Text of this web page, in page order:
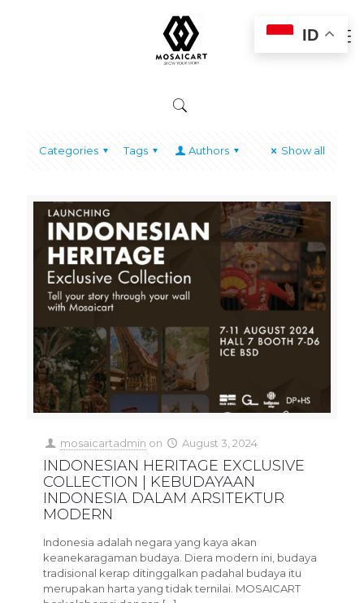
Categories Tags Authors Show all
mosaicartadmin on August 3, 2024
INDONESIAN HERITAGE EXCLUSIVE
COLLECTION | KEBUDAYAAN
INDONESIA DALAM ARSITEKTUR
MODERN
Indonesia adalah negara yang kaya akan
keanekaragaman budaya. Diera modern ini, budaya
tradisional kerap ditinggalkan padahal budaya itu
merupakan harta yang tidak ternilai. MOSAICART
ID